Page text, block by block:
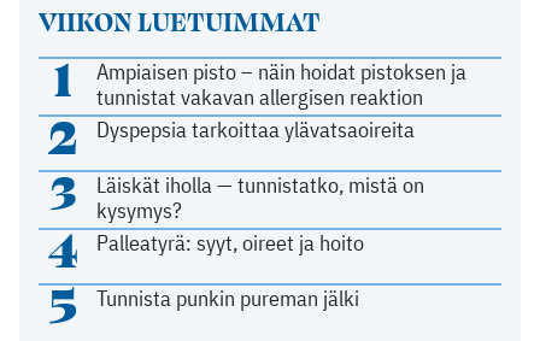
VIIKON LUETUIMMAT
1
Ampiaisen pisto – näin hoidat pistoksen ja
tunnistat vakavan allergisen reaktion
2 Dyspepsia tarkoittaa ylävatsaoireita
3
Läiskät iholla — tunnistatko, mistä on
kysymys?
4 Palleatyrä: syyt, oireet ja hoito
5 Tunnista punkin pureman jälki